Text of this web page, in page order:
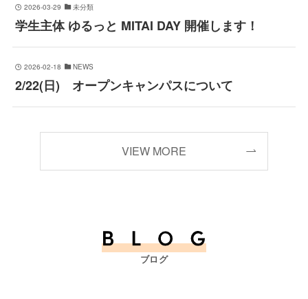
2026-03-29 未分類
学生主体 ゆるっと MITAI DAY 開催します！
2026-02-18 NEWS
2/22(日) オープンキャンパスについて
VIEW MORE
ブログ